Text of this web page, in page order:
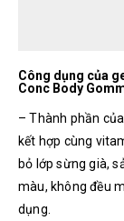
Công dụng của
Conc Body
– Thành phần
kết hợp cùng
bỏ lớp sừng già,
màu, không đều
dụng.